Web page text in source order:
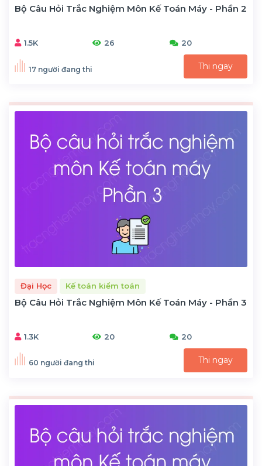
Bộ Câu Hỏi Trắc Nghiệm Môn Kế Toán Máy - Phần 2
1.5K 26 20
17 người đang thi Thi ngay
Đại Học Kế toán kiểm toán
Bộ Câu Hỏi Trắc Nghiệm Môn Kế Toán Máy - Phần 3
1.3K 20 20
60 người đang thi Thi ngay